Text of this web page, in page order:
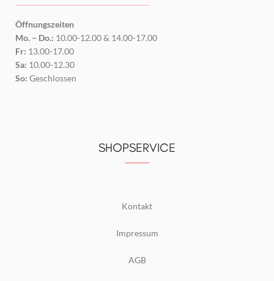
Öffnungszeiten
Mo. – Do.: 10.00-12.00 & 14.00-17.00
Fr: 13.00-17.00
Sa: 10.00-12.30
So: Geschlossen
SHOPSERVICE
Kontakt
Impressum
AGB